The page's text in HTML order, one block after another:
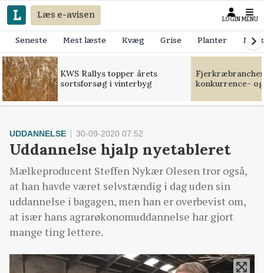
Læs e-avisen LOGIN MENU
Seneste Mest læste Kvæg Grise Planter
KWS Rallys topper årets
sortsforsøg i vinterbyg
konkurrence-
UDDANNELSE 30-09-2020 07:52
Uddannelse hjalp nyetableret
Mælkeproducent Steffen Nykær Olesen tror også,
at han havde været selvstændig i dag uden sin
uddannelse i bagagen, men han er overbevist om,
at især hans agrarøkonomuddannelse har gjort
mange ting lettere.